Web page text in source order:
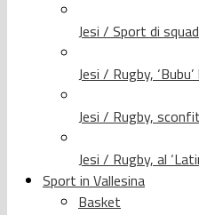
Jesi / Sport di
Jesi / Rugby,
Jesi / Rugby,
Jesi / Rugby, al
Sport in Vallesina
Basket